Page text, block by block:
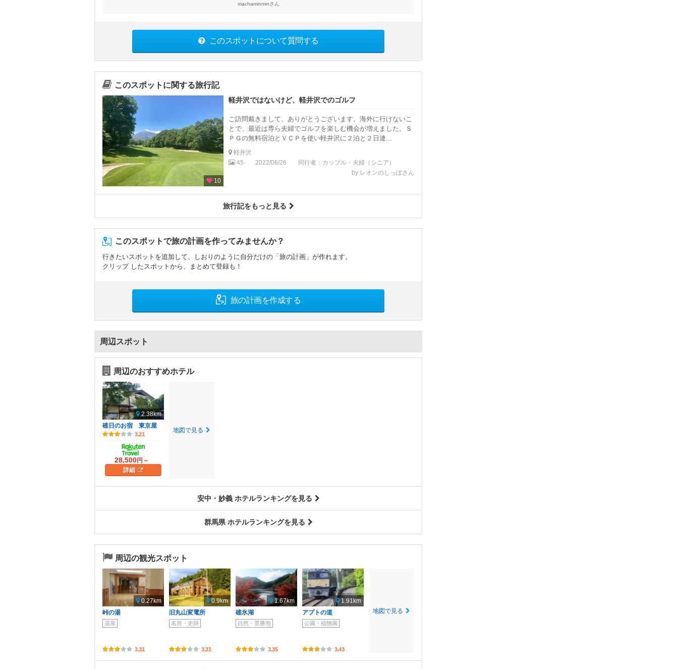
machaminminさん
このスポットについて質問する
このスポットに関する旅行記
10
軽井沢ではないけど、軽井沢でのゴルフ
ご訪問戴きまして、ありがとうございます。海外に行けないこ
とで、最近は専ら夫婦でゴルフを楽しむ機会が増えました。Ｓ
ＰＧの無料宿泊とＶＣＰを使い軽井沢に２泊と２日連...
軽井沢
45
2022/06/26
同行者：カップル・夫婦（シニア）
by レオンのしっぽさん
旅行記をもっと見る
このスポットで旅の計画を作ってみませんか？
行きたいスポットを追加して、しおりのように自分だけの「旅の計画」が作れます。
クリップ したスポットから、まとめて登録も！
旅の計画を作成する
周辺スポット
周辺のおすすめホテル
2.38km
碓日のお宿 東京屋
3.21
28,500円～
詳細
地図で見る
安中・妙義 ホテルランキングを見る
群馬県 ホテルランキングを見る
周辺の観光スポット
0.27km
峠の湯
温泉
3.31
0.9km
旧丸山変電所
名所・史跡
3.31
1.67km
碓氷湖
自然・景勝地
3.35
1.91km
アプトの道
公園・植物園
3.43
地図で見る